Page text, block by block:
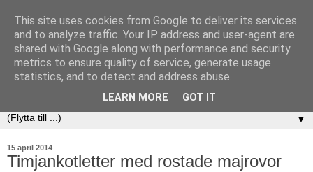
▼
15 april 2014
Timjankotletter med rostade majrovor
This site uses cookies from Google to deliver its services
and to analyze traffic. Your IP address and user-agent are
shared with Google along with performance and security
metrics to ensure quality of service, generate usage
statistics, and to detect and address abuse.
LEARN MORE GOT IT